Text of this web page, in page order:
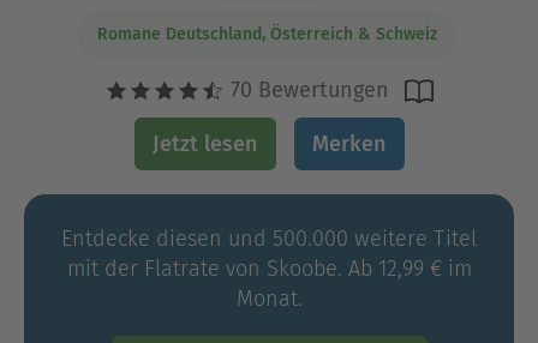
Romane Deutschland, Österreich & Schweiz
70 Bewertungen
Jetzt lesen Merken
Entdecke diesen und 500.000 weitere Titel
mit der Flatrate von Skoobe. Ab 12,99 € im
Monat.